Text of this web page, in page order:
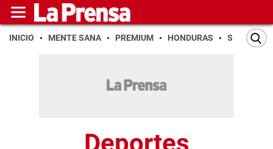
INICIO MENTE SANA PREMIUM HONDURAS SAN PEDRO